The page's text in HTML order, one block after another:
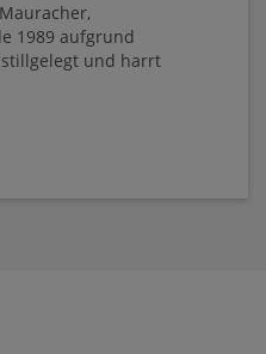
1989 aufgrund
und harrt